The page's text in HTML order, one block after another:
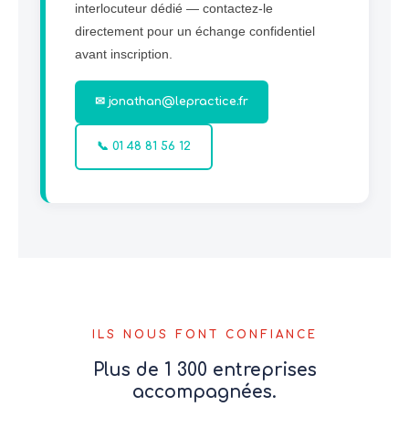
interlocuteur dédié — contactez-le
directement pour un échange confidentiel
avant inscription.
✉ jonathan@lepractice.fr
📞 01 48 81 56 12
ILS NOUS FONT CONFIANCE
Plus de 1 300 entreprises
accompagnées.